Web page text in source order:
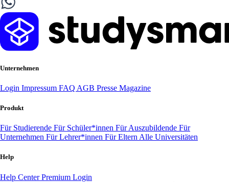
Unternehmen
Login Impressum FAQ AGB Presse Magazine
Produkt
Für Studierende Für Schüler*innen Für Auszubildende Für
Unternehmen Für Lehrer*innen Für Eltern Alle Universitäten
Help
Help CenterPremium Login